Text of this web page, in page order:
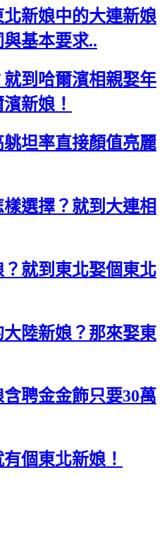
新娘中的大連新娘
基本要求..
到哈爾濱相親娶年
新娘！
坦率直接顏值亮麗
選擇？就到大連相
就到東北娶個東北
陸新娘？那來娶東
聘金金飾只要30萬
個東北新娘！